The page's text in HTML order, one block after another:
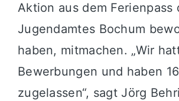
Aktion aus dem Ferienpass
Jugendamtes Bochum
haben, mitmachen. „Wir
Bewerbungen und haben
zugelassen“, sagt Jörg